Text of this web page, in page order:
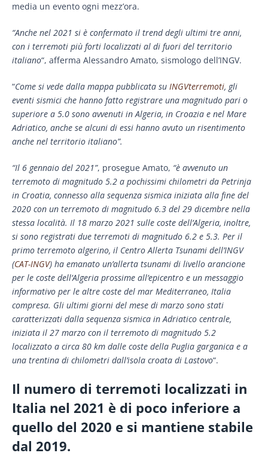
media un evento ogni mezz’ora.
“Anche nel 2021 si è confermato il trend degli ultimi tre anni,
con i terremoti più forti localizzati al di fuori del territorio
italiano“, afferma Alessandro Amato, sismologo dell’INGV.
“Come si vede dalla mappa pubblicata su INGVterremoti, gli
eventi sismici che hanno fatto registrare una magnitudo pari o
superiore a 5.0 sono avvenuti in Algeria, in Croazia e nel Mare
Adriatico, anche se alcuni di essi hanno avuto un risentimento
anche nel territorio italiano”.
“Il 6 gennaio del 2021”, prosegue Amato, “è avvenuto un
terremoto di magnitudo 5.2 a pochissimi chilometri da Petrinja
in Croatia, connesso alla sequenza sismica iniziata alla fine del
2020 con un terremoto di magnitudo 6.3 del 29 dicembre nella
stessa località. Il 18 marzo 2021 sulle coste dell’Algeria, inoltre,
si sono registrati due terremoti di magnitudo 6.2 e 5.3. Per il
primo terremoto algerino, il Centro Allerta Tsunami dell’INGV
(CAT-INGV) ha emanato un’allerta tsunami di livello arancione
per le coste dell’Algeria prossime all’epicentro e un messaggio
informativo per le altre coste del mar Mediterraneo, Italia
compresa. Gli ultimi giorni del mese di marzo sono stati
caratterizzati dalla sequenza sismica in Adriatico centrale,
iniziata il 27 marzo con il terremoto di magnitudo 5.2
localizzato a circa 80 km dalle coste della Puglia garganica e a
una trentina di chilometri dall’isola croata di Lastovo“.
Il numero di terremoti localizzati in
Italia nel 2021 è di poco inferiore a
quello del 2020 e si mantiene stabile
dal 2019.